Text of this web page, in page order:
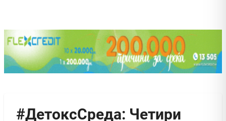
#ДетоксСреда: Четири